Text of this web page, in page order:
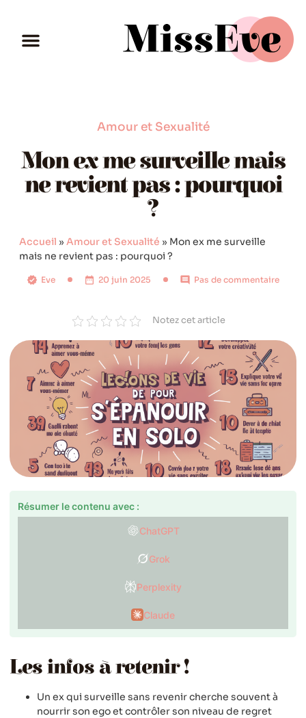
Amour et Sexualité
Mon ex me surveille mais
ne revient pas : pourquoi
?
Accueil » Amour et Sexualité » Mon ex me surveille
mais ne revient pas : pourquoi ?
Eve 20 juin 2025 Pas de commentaire
Notez cet article
Résumer le contenu avec :
ChatGPT
Grok
Perplexity
Claude
Les infos à retenir !
Un ex qui surveille sans revenir cherche souvent à
nourrir son ego et contrôler son niveau de regret